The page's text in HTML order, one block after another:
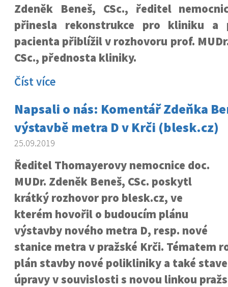
Zdeněk Beneš, CSc., ředitel
přinesla rekonstrukce pro kliniku a
pacienta přiblížil v rozhovoru prof.
CSc., přednosta kliniky.
Číst více
Napsali o nás: Komentář Zdeňka
výstavbě metra D v Krči (blesk.cz)
25.09.2019
Ředitel Thomayerovy nemocnice doc.
MUDr. Zdeněk Beneš, CSc. poskytl
krátký rozhovor pro blesk.cz, ve
kterém hovořil o budoucím plánu
výstavby nového metra D, resp. nové
stanice metra v pražské Krči. Tématem
plán stavby nové polikliniky a také
úpravy v souvislosti s novou linkou